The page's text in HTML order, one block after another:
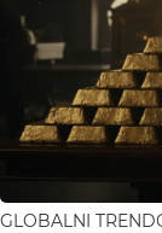
GLOBALNI